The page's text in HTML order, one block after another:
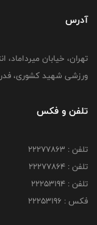
آدرس
تهران، خیابان
ورزشی شهید کشوری،
تلفن و فکس
تلفن : 22277863
تلفن : 22277864
تلفن : 22253194
فکس : 22253196